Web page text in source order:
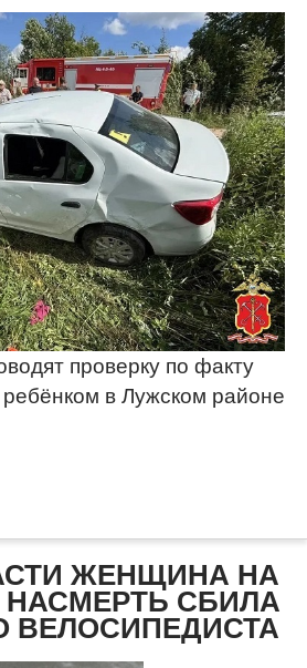
проверку по факту
в Лужском районе
ЖЕНЩИНА НА
СБИЛА
ВЕЛОСИПЕДИСТА